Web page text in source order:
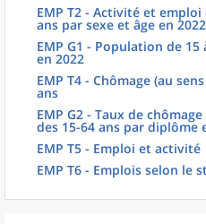
EMP T2 - Activité et
ans par sexe et âge en 2022
EMP G1 - Population de
en 2022
EMP T4 - Chômage (au
ans
EMP G2 - Taux de
des 15-64 ans par diplôme
EMP T5 - Emploi et activité
EMP T6 - Emplois selon le